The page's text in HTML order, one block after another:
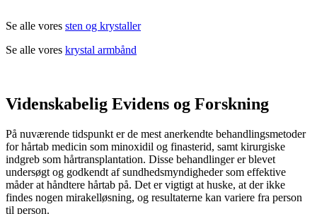
Se alle vores sten og krystaller
Se alle vores krystal armbånd
Videnskabelig Evidens og Forskning
På nuværende tidspunkt er de mest anerkendte behandlingsmetoder
for hårtab medicin som minoxidil og finasterid, samt kirurgiske
indgreb som hårtransplantation. Disse behandlinger er blevet
undersøgt og godkendt af sundhedsmyndigheder som effektive
måder at håndtere hårtab på. Det er vigtigt at huske, at der ikke
findes nogen mirakelløsning, og resultaterne kan variere fra person
til person.